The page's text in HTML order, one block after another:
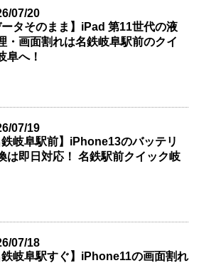
07/20
ータそのまま】iPad 第11世代の液
・画面割れは名鉄岐阜駅前のクイ
阜へ！
07/19
鉄岐阜駅前】iPhone13のバッテリ
は即日対応！ 名鉄駅前クイック岐
07/18
鉄岐阜駅すぐ】iPhone11の画面割れ